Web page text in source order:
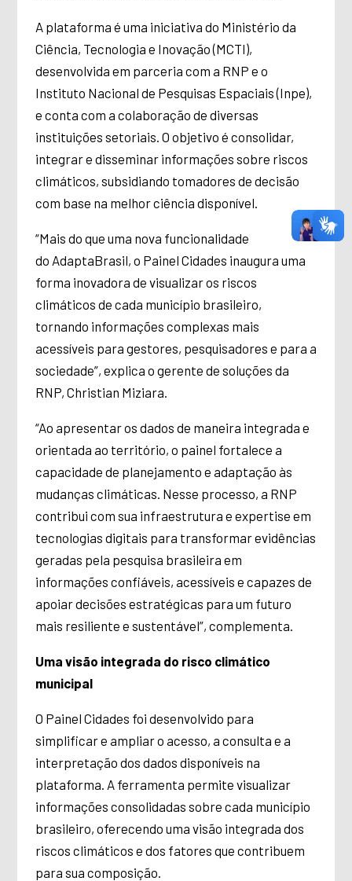
A plataforma é uma iniciativa do Ministério da
Ciência, Tecnologia e Inovação (MCTI),
desenvolvida em parceria com a RNP e o
Instituto Nacional de Pesquisas Espaciais (Inpe),
e conta com a colaboração de diversas
instituições setoriais. O objetivo é consolidar,
integrar e disseminar informações sobre riscos
climáticos, subsidiando tomadores de decisão
com base na melhor ciência disponível.
“Mais do que uma nova funcionalidade
do AdaptaBrasil, o Painel Cidades inaugura uma
forma inovadora de visualizar os riscos
climáticos de cada município brasileiro,
tornando informações complexas mais
acessíveis para gestores, pesquisadores e para a
sociedade”, explica o gerente de soluções da
RNP, Christian Miziara.
“Ao apresentar os dados de maneira integrada e
orientada ao território, o painel fortalece a
capacidade de planejamento e adaptação às
mudanças climáticas. Nesse processo, a RNP
contribui com sua infraestrutura e expertise em
tecnologias digitais para transformar evidências
geradas pela pesquisa brasileira em
informações confiáveis, acessíveis e capazes de
apoiar decisões estratégicas para um futuro
mais resiliente e sustentável”, complementa.
Uma visão integrada do risco climático
municipal
O Painel Cidades foi desenvolvido para
simplificar e ampliar o acesso, a consulta e a
interpretação dos dados disponíveis na
plataforma. A ferramenta permite visualizar
informações consolidadas sobre cada município
brasileiro, oferecendo uma visão integrada dos
riscos climáticos e dos fatores que contribuem
para sua composição.